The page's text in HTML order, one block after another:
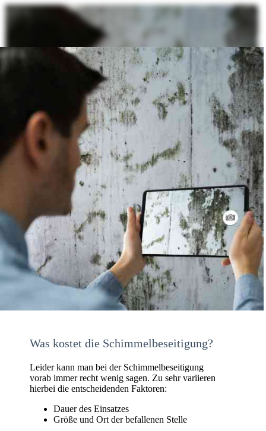
Was kostet die Schimmelbeseitigung?
Leider kann man bei der Schimmelbeseitigung
vorab immer recht wenig sagen. Zu sehr variieren
hierbei die entscheidenden Faktoren:
Dauer des Einsatzes
Größe und Ort der befallenen Stelle